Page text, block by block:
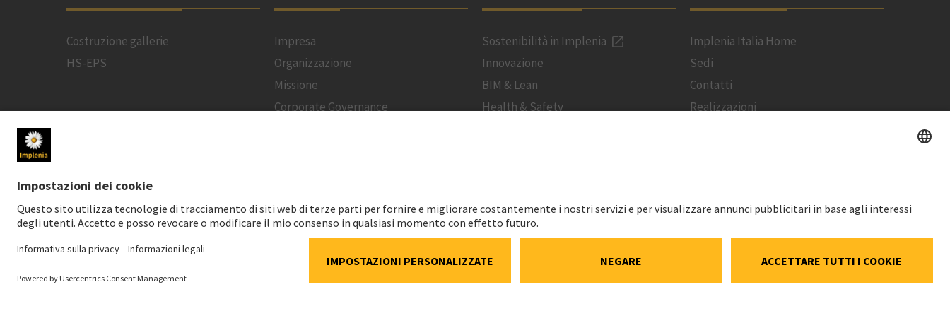
Costruzione gallerie
HS-EPS
Impresa
Organizzazione
Missione
Corporate Governance
Sostenibilità in Implenia
Innovazione
BIM & Lean
Health & Safety
Implenia Italia Home
Sedi
Contatti
Realizzazioni
MEDIA
Sala stampa
Contatto per i media
Impronta
Informativa cookie e social media
63,20 CHF
-1,20 CHF (-1,86%)